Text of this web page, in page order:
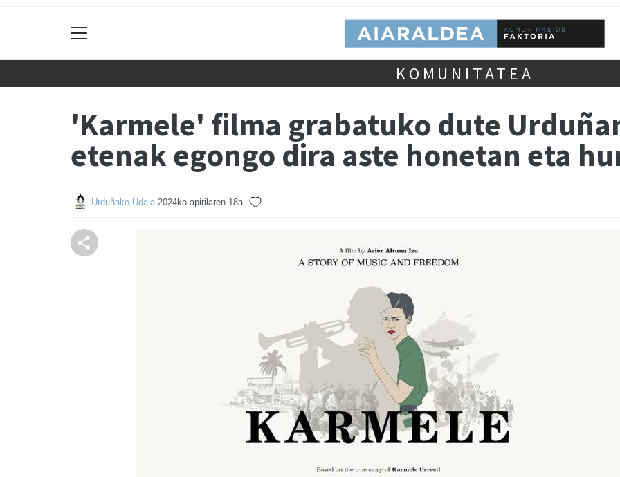
KOMUNITATEA
'Karmele' filma grabatuko dute
etenak egongo dira aste honetan eta
Urduñako Udala 2024ko apirilaren 18a